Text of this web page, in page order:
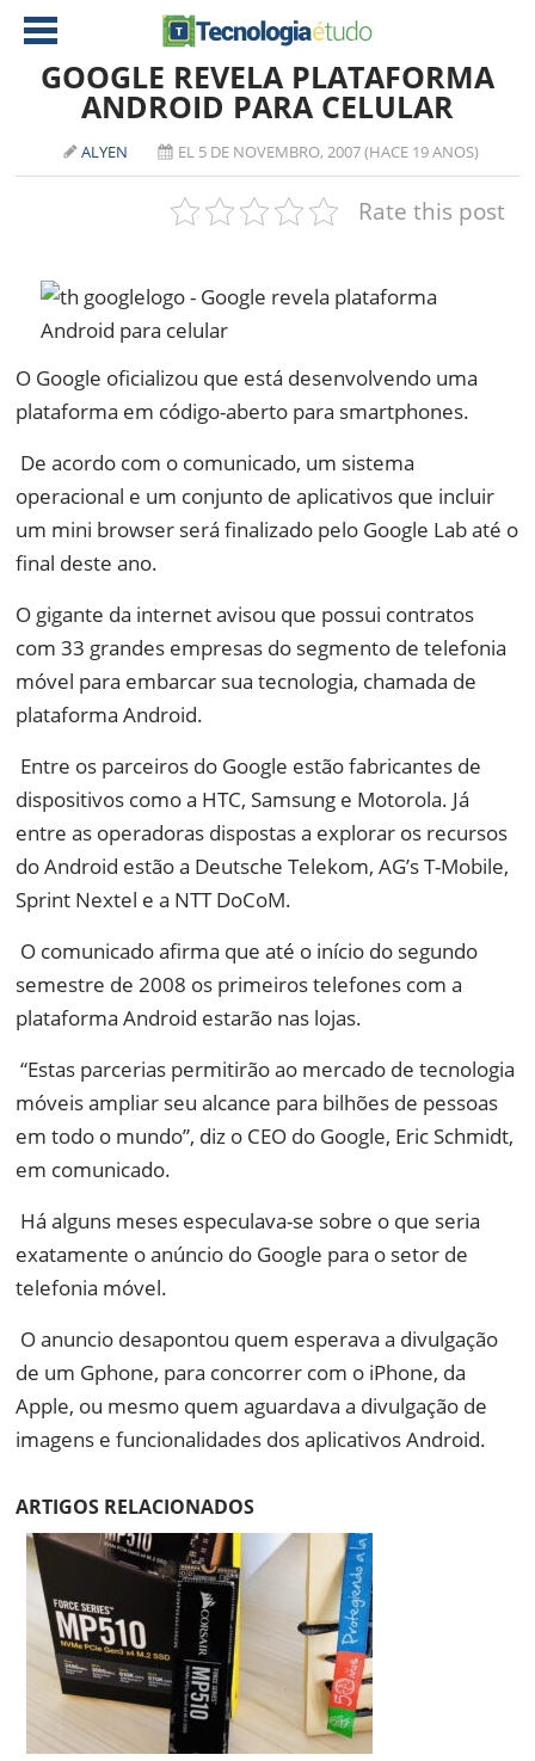
AMD
NVIDIA
NOTEBOOKS
TABLETS
NOKIA
DOWNLOADS
GOOGLE REVELA PLATAFORMA
ANDROID PARA CELULAR
ALYEN EL 5 DE NOVEMBRO, 2007 (HACE 19 ANOS)
Rate this post
O Google oficializou que está desenvolvendo uma
plataforma em código-aberto para smartphones.
De acordo com o comunicado, um sistema
operacional e um conjunto de aplicativos que incluir
um mini browser será finalizado pelo Google Lab até o
final deste ano.
O gigante da internet avisou que possui contratos
com 33 grandes empresas do segmento de telefonia
móvel para embarcar sua tecnologia, chamada de
plataforma Android.
Entre os parceiros do Google estão fabricantes de
dispositivos como a HTC, Samsung e Motorola. Já
entre as operadoras dispostas a explorar os recursos
do Android estão a Deutsche Telekom, AG’s T-Mobile,
Sprint Nextel e a NTT DoCoM.
O comunicado afirma que até o início do segundo
semestre de 2008 os primeiros telefones com a
plataforma Android estarão nas lojas.
“Estas parcerias permitirão ao mercado de tecnologia
móveis ampliar seu alcance para bilhões de pessoas
em todo o mundo”, diz o CEO do Google, Eric Schmidt,
em comunicado.
Há alguns meses especulava-se sobre o que seria
exatamente o anúncio do Google para o setor de
telefonia móvel.
O anuncio desapontou quem esperava a divulgação
de um Gphone, para concorrer com o iPhone, da
Apple, ou mesmo quem aguardava a divulgação de
imagens e funcionalidades dos aplicativos Android.
ARTIGOS RELACIONADOS